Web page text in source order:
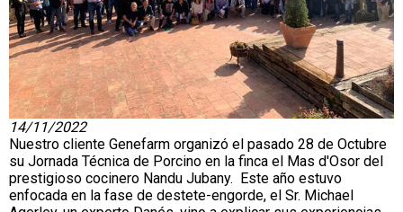
14/11/2022
Nuestro cliente Genefarm organizó el pasado 28 de Octubre
su Jornada Técnica de Porcino en la finca el Mas d'Osor del
prestigioso cocinero Nandu Jubany. Este año estuvo
enfocada en la fase de destete-engorde, el Sr. Michael